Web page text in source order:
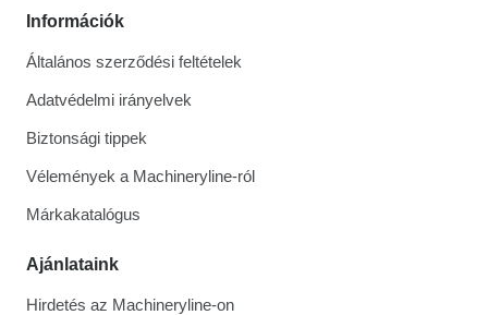
Információk
Általános szerződési feltételek
Adatvédelmi irányelvek
Biztonsági tippek
Vélemények a Machineryline-ról
Márkakatalógus
Ajánlataink
Hirdetés az Machineryline-on